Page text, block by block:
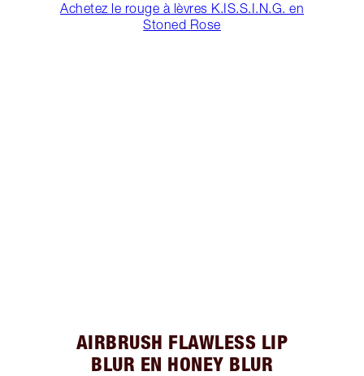
Achetez le rouge à lèvres K.IS.S.I.N.G. en
Stoned Rose
AIRBRUSH FLAWLESS LIP
BLUR EN HONEY BLUR